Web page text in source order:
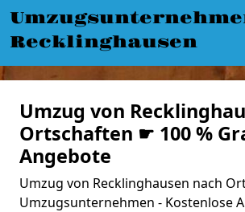
Recklinghausen
Umzug von
Ortschaften ☛ 100 %
Angebote
Umzug von Recklinghausen nach
Umzugsunternehmen - Kostenlose